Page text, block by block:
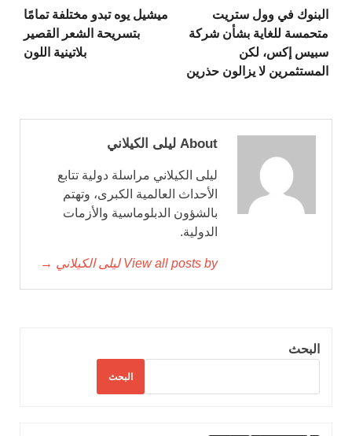
البنوك في وول ستريت
متحمسة للغاية بشأن شركة
سبيس إكس، لكن
المستثمرين لا يزالون حذرين
ميشيل يوه تبدو مختلفة تمامًا
بتسريحة الشعر القصير
بلاتينية اللون
About ليلى الكيلاني
ليلى الكيلاني مراسلة دولية تتابع
الأحداث العالمية الكبرى، وتهتم
بالشؤون الدبلوماسية والأزمات
الدولية.
View all posts by ليلى الكيلاني →
البحث
البحث